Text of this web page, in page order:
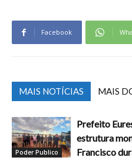
Facebook
MAIS NOTÍCIAS MAIS
Poder Publico
Prefeito
estrutura
Francisco